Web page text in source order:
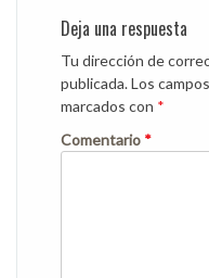
Deja una respuesta
Tu dirección de
publicada.Los
marcados con *
Comentario *